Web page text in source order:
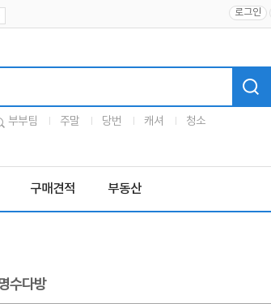
로그인
부부팀 주말 당번 캐셔 청소
구매견적 부동산
수다방